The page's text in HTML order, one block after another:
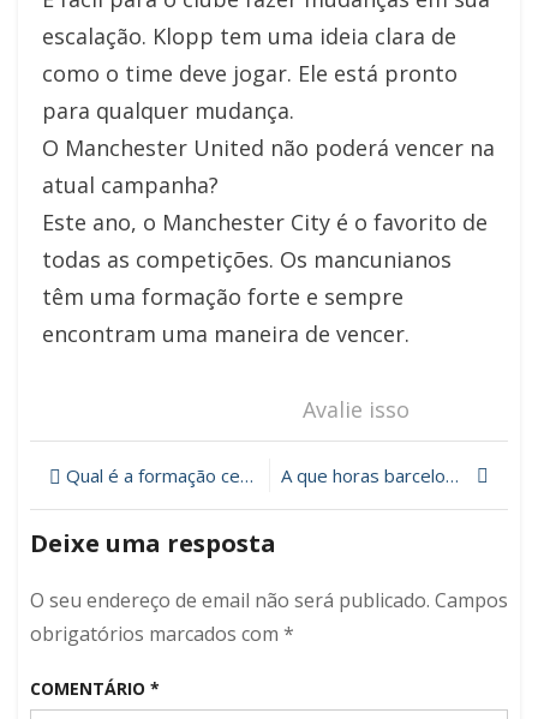
escalação. Klopp tem uma ideia clara de
como o time deve jogar. Ele está pronto
para qualquer mudança.
O Manchester United não poderá vencer na
atual campanha?
Este ano, o Manchester City é o favorito de
todas as competições. Os mancunianos
têm uma formação forte e sempre
encontram uma maneira de vencer.
Avalie isso
Navegação
de
artigos
Qual é a formação certa para sua equipe? A que horas barcelona x Tottenham vai começar? Transmissão ao vivo grátis.
Deixe uma resposta
O seu endereço de email não será publicado. Campos
obrigatórios marcados com *
COMENTÁRIO *